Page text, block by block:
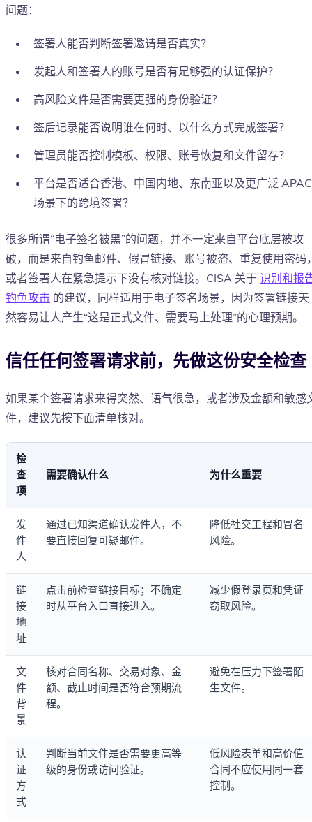
问题：
签署人能否判断签署邀请是否真实？
发起人和签署人的账号是否有足够强的认证保护？
高风险文件是否需要更强的身份验证？
签后记录能否说明谁在何时、以什么方式完成签署？
管理员能否控制模板、权限、账号恢复和文件留存？
平台是否适合香港、中国内地、东南亚以及更广泛 APAC
场景下的跨境签署？
很多所谓“电子签名被黑”的问题，并不一定来自平台底层被攻
破，而是来自钓鱼邮件、假冒链接、账号被盗、重复使用密码
或者签署人在紧急提示下没有核对链接。CISA 关于识别和报
钓鱼攻击 的建议，同样适用于电子签名场景，因为签署链接天
然容易让人产生“这是正式文件、需要马上处理”的心理预期。
信任任何签署请求前，先做这份安全检查
如果某个签署请求来得突然、语气很急，或者涉及金额和敏感
件，建议先按下面清单核对。
检
查
项
需要确认什么 为什么重要
发
件
人
通过已知渠道确认发件人，不
要直接回复可疑邮件。
降低社交工程和冒名
风险。
链
接
地
址
点击前检查链接目标；不确定
时从平台入口直接进入。
减少假登录页和凭证
窃取风险。
文
件
背
景
核对合同名称、交易对象、金
额、截止时间是否符合预期流
程。
避免在压力下签署陌
生文件。
认
证
方
式
判断当前文件是否需要更高等
级的身份或访问验证。
低风险表单和高价值
合同不应使用同一套
控制。